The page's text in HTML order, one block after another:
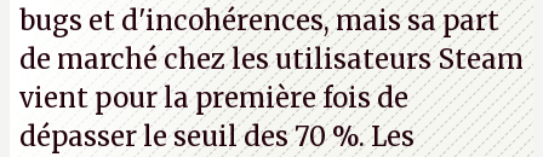
bugs et d'incohérences, mais sa part
de marché chez les utilisateurs Steam
vient pour la première fois de
dépasser le seuil des 70 %. Les